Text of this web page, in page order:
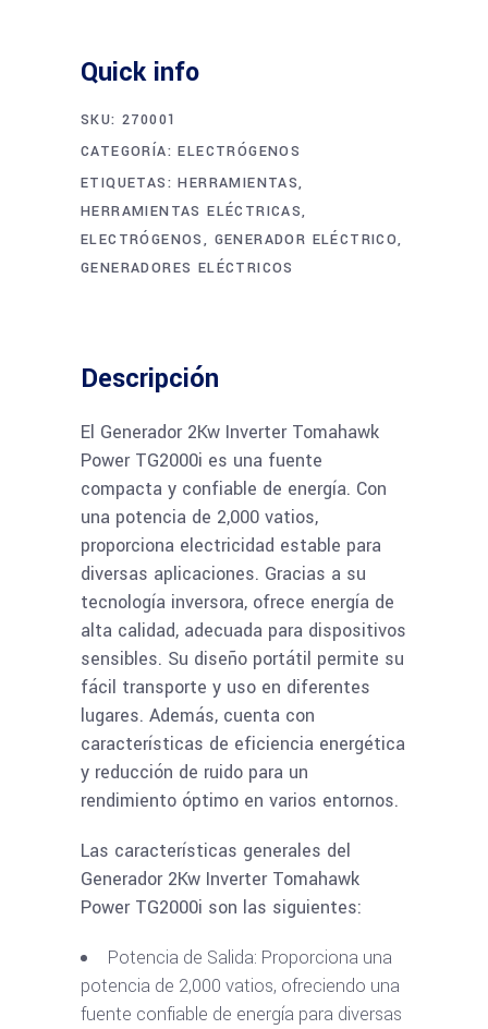
Quick info
SKU: 270001
CATEGORÍA:ELECTRÓGENOS
ETIQUETAS:HERRAMIENTAS,
HERRAMIENTAS ELÉCTRICAS,
ELECTRÓGENOS, GENERADOR ELÉCTRICO,
GENERADORES ELÉCTRICOS
Descripción
El Generador 2Kw Inverter Tomahawk
Power TG2000i es una fuente
compacta y confiable de energía. Con
una potencia de 2,000 vatios,
proporciona electricidad estable para
diversas aplicaciones. Gracias a su
tecnología inversora, ofrece energía de
alta calidad, adecuada para dispositivos
sensibles. Su diseño portátil permite su
fácil transporte y uso en diferentes
lugares. Además, cuenta con
características de eficiencia energética
y reducción de ruido para un
rendimiento óptimo en varios entornos.
Las características generales del
Generador 2Kw Inverter Tomahawk
Power TG2000i son las siguientes:
Potencia de Salida: Proporciona una
potencia de 2,000 vatios, ofreciendo una
fuente confiable de energía para diversas